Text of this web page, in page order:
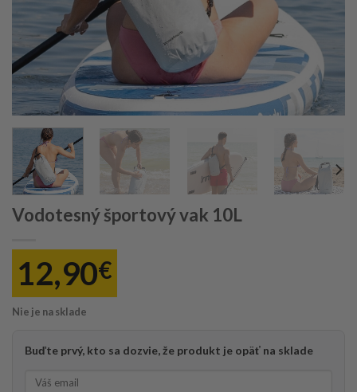
Vodotesný športový vak 10L
12,90€
Nie je na sklade
Buďte prvý, kto sa dozvie, že produkt je opäť na sklade